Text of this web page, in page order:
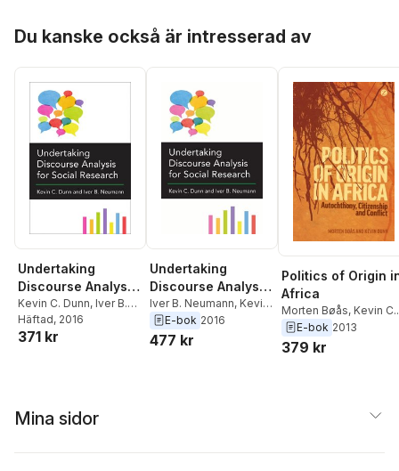
Du kanske också är intresserad av
Undertaking
Discourse Analysis
for Social
Research
Kevin C. Dunn, Iver B.
Neumann
Häftad, 2016
371 kr
Undertaking
Discourse Analysis
for Social
Research
Iver B. Neumann, Kevin
C. Dunn
E-bok 2016
477 kr
Politics of Origin
Africa
Morten Bøås, Kevin C.
DunnE-bok 2013
379 kr
Mina sidor